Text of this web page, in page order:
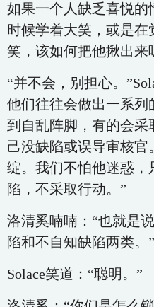
如果一个人缺乏喜悦的
时候学着大笑，或是
笑，该如何把他揪出来
“并不会，别担心。
他们往往会做出一系
到自乱阵脚，有的会采
己没缺陷或误导审核
绽。我们不怕他迷惑，
陷，不采取行动。”
洛清奚喃喃：“也就是
陷和不自知缺陷两类。”
Solace笑道：“聪明。”